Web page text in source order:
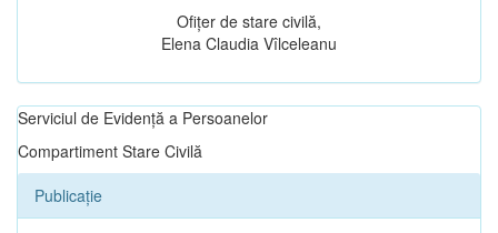
Ofițer de stare civilă,
Elena Claudia Vîlceleanu
Serviciul de Evidență a Persoanelor
Compartiment Stare Civilă
Publicație